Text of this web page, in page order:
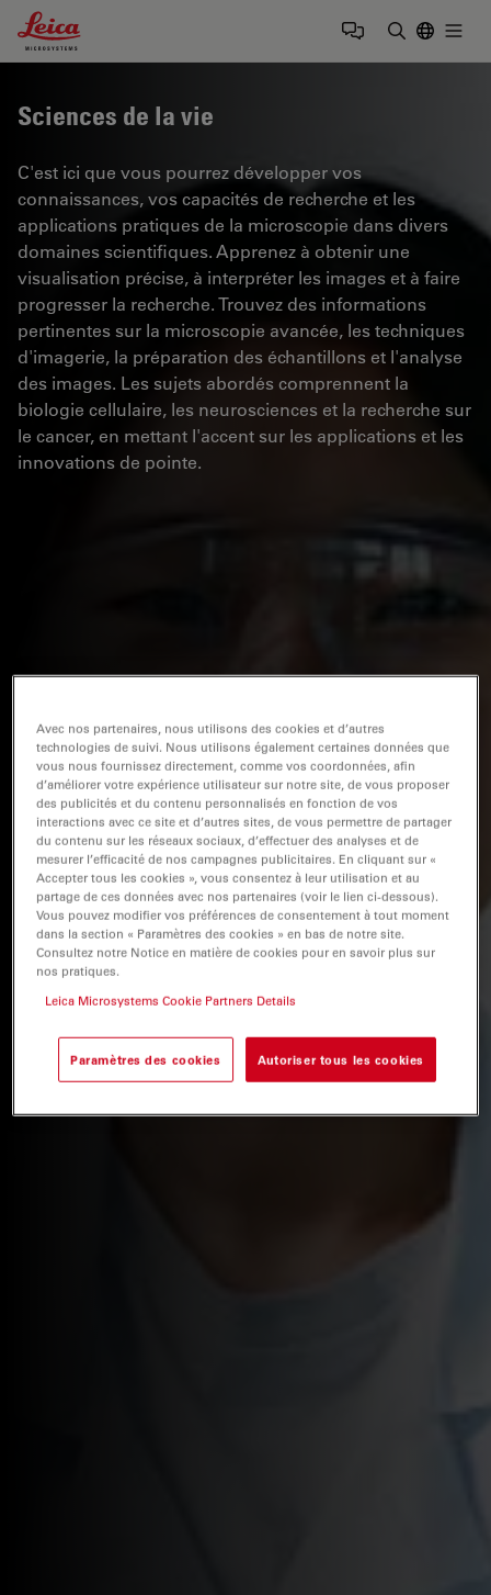
Leica Microsystems Logo
Sciences de la vie
C'est ici que vous pourrez développer vos
connaissances, vos capacités de recherche et les
applications pratiques de la microscopie dans divers
domaines scientifiques. Apprenez à obtenir une
visualisation précise, à interpréter les images et à faire
progresser la recherche. Trouvez des informations
pertinentes sur la microscopie avancée, les techniques
d'imagerie, la préparation des échantillons et l'analyse
des images. Les sujets abordés comprennent la
biologie cellulaire, les neurosciences et la recherche sur
le cancer, en mettant l'accent sur les applications et les
innovations de pointe.
Avec nos partenaires, nous utilisons des cookies et d’autres
technologies de suivi. Nous utilisons également certaines données que
vous nous fournissez directement, comme vos coordonnées, afin
d’améliorer votre expérience utilisateur sur notre site, de vous proposer
des publicités et du contenu personnalisés en fonction de vos
interactions avec ce site et d’autres sites, de vous permettre de partager
du contenu sur les réseaux sociaux, d’effectuer des analyses et de
mesurer l’efficacité de nos campagnes publicitaires. En cliquant sur «
Accepter tous les cookies », vous consentez à leur utilisation et au
partage de ces données avec nos partenaires (voir le lien ci-dessous).
Vous pouvez modifier vos préférences de consentement à tout moment
dans la section « Paramètres des cookies » en bas de notre site.
Consultez notre Notice en matière de cookies pour en savoir plus sur
nos pratiques.
Leica Microsystems Cookie Partners Details
Paramètres des cookies Autoriser tous les cookies